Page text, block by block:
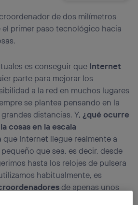
de dos milímetros
primer paso tecnológico hacia
es conseguir que Internet
parte para mejorar los
a la red en muchos lugares
se plantea pensando en la
distancias. Y, ¿qué ocurre
cosas en la escala
que Internet llegue realmente a
que sea, es decir, desde
hasta los relojes de pulsera
habitualmente, es
de apenas unos